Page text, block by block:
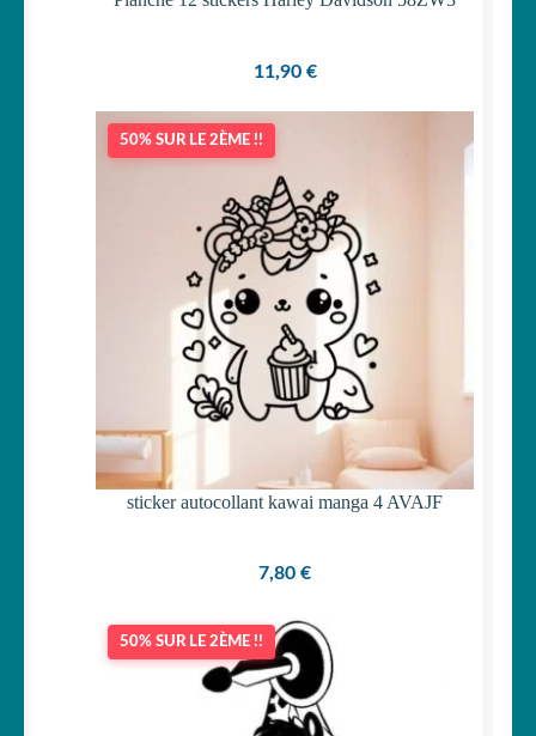
11,90 €
50% SUR LE 2ÈME !!
sticker autocollant kawai manga 4 AVAJF
7,80 €
50% SUR LE 2ÈME !!